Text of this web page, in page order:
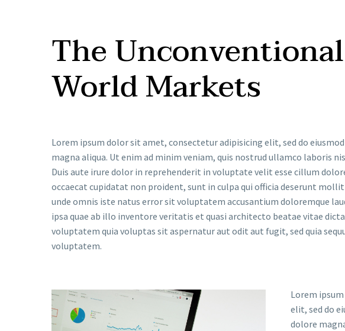
The
World Markets
Lorem ipsum dolor sit amet, consectetur adipisicing elit, sed do
magna aliqua. Ut enim ad minim veniam, quis nostrud ullamco laboris
Duis aute irure dolor in reprehenderit in voluptate velit esse cillum
occaecat cupidatat non proident, sunt in culpa qui officia deserunt
unde omnis iste natus error sit voluptatem accusantium doloremque
ipsa quae ab illo inventore veritatis et quasi architecto beatae vitae
voluptatem quia voluptas sit aspernatur aut odit aut fugit, sed quia
voluptatem.
Lorem
elit, sed do
dolore